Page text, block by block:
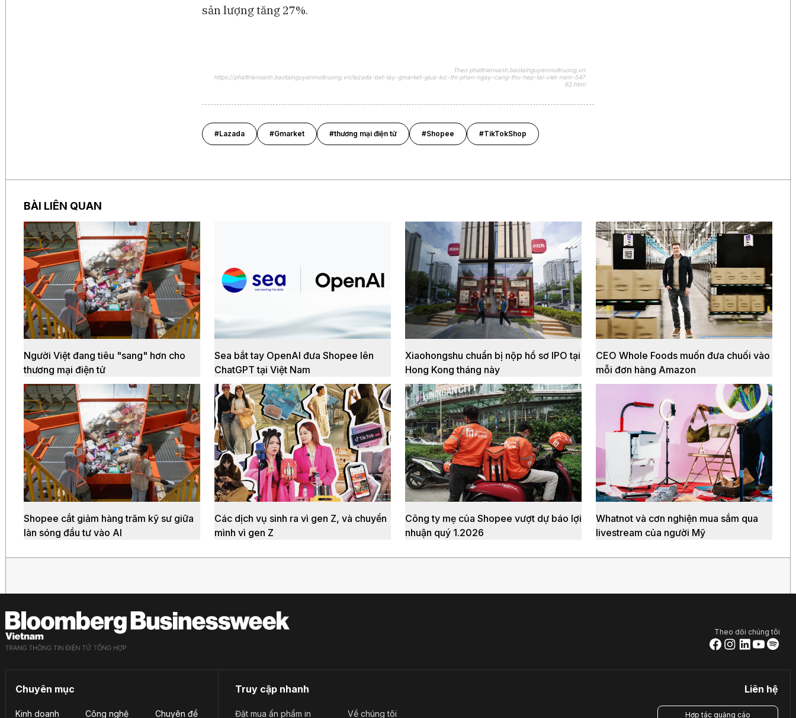
sản lượng tăng 27%.
Theo phattrienxanh.baotainguyenmoitruong.vn
https://phattrienxanh.baotainguyenmoitruong.vn/lazada-bat-tay-gmarket-giua-luc-thi-phan-ngay-cang-thu-hep-tai-viet-nam-547
62.html
#Lazada #Gmarket #thương mại điện tử #Shopee #TikTokShop
BÀI LIÊN QUAN
Người Việt đang tiêu "sang" hơn cho
thương mại điện tử
Sea bắt tay OpenAI đưa Shopee lên
ChatGPT tại Việt Nam
Xiaohongshu chuẩn bị nộp hồ sơ IPO tại
Hong Kong tháng này
CEO Whole Foods muốn đưa chuối vào
mỗi đơn hàng Amazon
Shopee cắt giảm hàng trăm kỹ sư giữa
làn sóng đầu tư vào AI
Các dịch vụ sinh ra vì gen Z, và chuyển
mình vì gen Z
Công ty mẹ của Shopee vượt dự báo lợi
nhuận quý 1.2026
Whatnot và cơn nghiện mua sắm qua
livestream của người Mỹ
Theo dõi chúng tôi
Chuyên mục
Kinh doanh Công nghệ Chuyên đề
Truy cập nhanh
Đặt mua ấn phẩm in Về chúng tôi
Liên hệ
Hợp tác quảng cáo